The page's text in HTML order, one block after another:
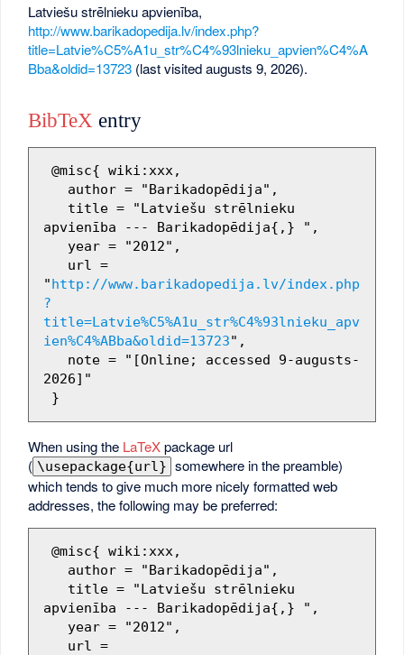
Latviešu strēlnieku apvienība,
http://www.barikadopedija.lv/index.php?
title=Latvie%C5%A1u_str%C4%93lnieku_apvien%C4%A
Bba&oldid=13723 (last visited augusts 9, 2026).
BibTeX entry
apvienība --- Barikadopēdija{,} ",
"http://www.barikadopedija.lv/index.php
?
title=Latvie%C5%A1u_str%C4%93lnieku_apv
ien%C4%ABba&oldid=13723",
2026]"
When using the LaTeXpackage url
( \usepackage{url} somewhere in the preamble)
which tends to give much more nicely formatted web
addresses, the following may be preferred:
apvienība --- Barikadopēdija{,} ",